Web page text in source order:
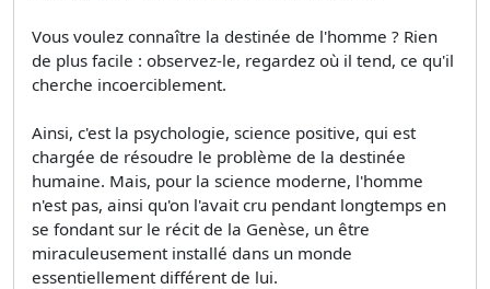
Vous voulez connaître la destinée de l'homme ? Rien
de plus facile : observez-le, regardez où il tend, ce qu'il
cherche incoerciblement.
Ainsi, c'est la psychologie, science positive, qui est
chargée de résoudre le problème de la destinée
humaine. Mais, pour la science moderne, l'homme
n'est pas, ainsi qu'on l'avait cru pendant longtemps en
se fondant sur le récit de la Genèse, un être
miraculeusement installé dans un monde
essentiellement différent de lui.